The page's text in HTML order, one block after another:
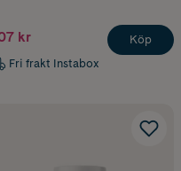
kr
Fri frakt Instabox
Köp